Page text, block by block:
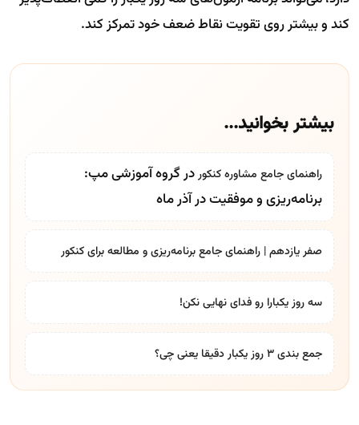
کند و بیشتر روی تقویت نقاط ضعف خود تمرکز کند.
بیشتر بخوانید...
راهنمای جامع مشاوره کنکوردر گروه آموزشی مپ:
برنامه‌ریزی و موفقیت در آذر ماه
صفر یازدهم | راهنمای جامع برنامه‌ریزی و مطالعه برای کنکور
سه روز یکبارا رو فدای نهایی نکن!
جمع بندی ۳ روز یکبار دقیقا یعنی چی؟